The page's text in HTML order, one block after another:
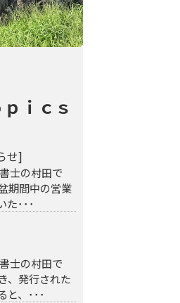
ｉｃｓ
せ]
士の村田で
期間中の営業
た･･･
士の村田で
、発行された
と、･･･